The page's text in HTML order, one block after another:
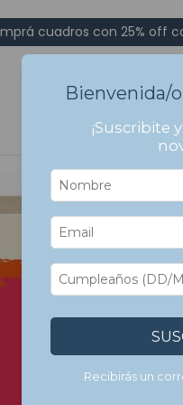
cuadros con 25% off
Bienvenida/
¡Suscribite
Recibirás un